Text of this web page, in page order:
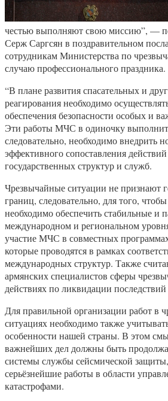
честью выполняют свою миссию”, —
Серж Саргсян в поздравительном
сотрудникам Министерства по
случаю профессионального праздника.
“В плане развития спасательных и
реагирования необходимо
обеспечения безопасности особых и
Эти работы МЧС в одиночку
следовательно, необходимо внедрить
эффективного сопоставления
государственных структур и служб.
Чрезвычайные ситуации не признают
границ, следовательно, для того,
необходимо обеспечить стабильные и
международном и региональном
участие МЧС в совместных
которые проводятся в рамках
международных структур. Также
армянских специалистов сферы
действиях по ликвидации
Для правильной организации работ в
ситуациях необходимо также
особенности нашей страны. В этом
важнейших дел должны быть
системы службы сейсмической
серьёзнейшие работы в области
катастрофами.